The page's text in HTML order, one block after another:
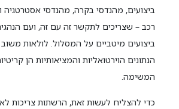
ביצועים, מהנדסי בקרה, מהנדסי אסטרטגיה
רכב – שצריכים לתקשר זה עם זה, ועם
ביצועים מיטביים על המסלול. לולאות משוב
הנתונים הוירטואליות והמציאותיות הן
המשימה.
כדי להצליח לעשות זאת, הרשתות צריכות